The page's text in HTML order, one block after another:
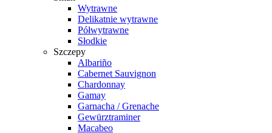
Wytrawne
Delikatnie wytrawne
Półwytrawne
Słodkie
Szczepy
Albariño
Cabernet Sauvignon
Chardonnay
Gamay
Garnacha / Grenache
Gewürztraminer
Macabeo